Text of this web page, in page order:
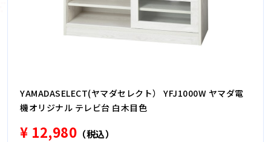
YAMADASELECT(ヤマダセレクト） YFJ1000W ヤマダ電
機オリジナル テレビ台 白木目色
¥ 12,980 （税込）